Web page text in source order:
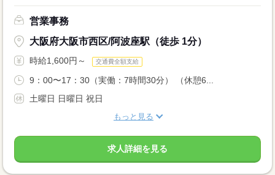
営業事務
大阪府大阪市西区/阿波座駅（徒歩 1分）
時給1,600円～ 交通費全額支給
9：00〜17：30（実働：7時間30分） （休憩6...
土曜日 日曜日 祝日
もっと見る
求人詳細を見る